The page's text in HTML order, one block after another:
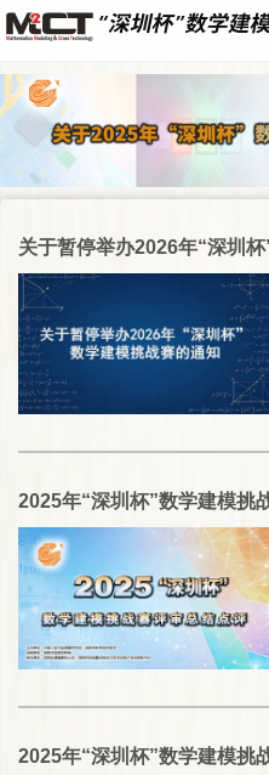
关于暂停举办2026年“深圳
2025年“深圳杯”数学建模挑
2025年“深圳杯”数学建模挑